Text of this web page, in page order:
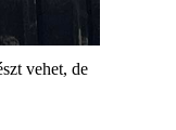
vehet, de